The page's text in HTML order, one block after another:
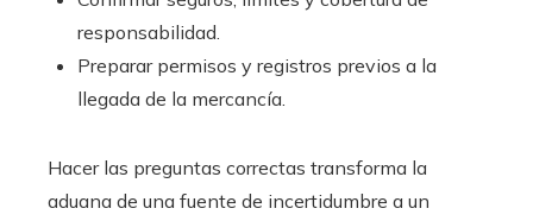
responsabilidad.
Preparar permisos y registros previos a la
llegada de la mercancía.
Hacer las preguntas correctas transforma la
aduana de una fuente de incertidumbre a un